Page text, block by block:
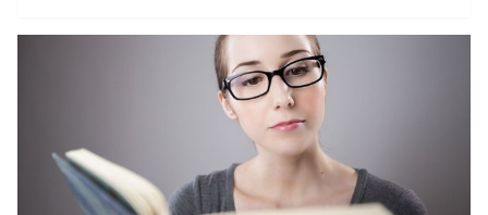
nim znajdujesz się Ty. W zestawieniu znalazły się
zarówno te najlepsze, jak i te najgorsze znaki
zodiaku. Mało kto spodziewałby się, na którym
miejscu znalazł się on sam. Warto pamiętać, że
nikt nie jest idealny i każdy ma swoje wady oraz
zalety.